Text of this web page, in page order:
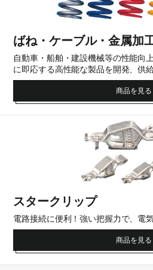
ばね・ケーブル・金属加
自動車・船舶・建設機械等の性能向
に即応する高性能な製品を開発、供
商品を見る
スタークリップ
電路接続に便利！強い把握力で、電
商品を見る